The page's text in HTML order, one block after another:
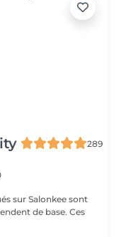
289
sur Salonkee sont
de base. Ces